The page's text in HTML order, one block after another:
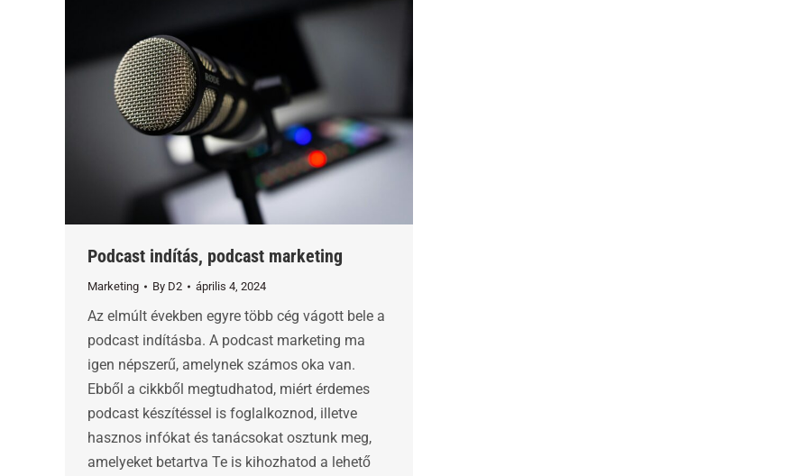
Podcast indítás, podcast marketing
Marketing By D2 április 4, 2024
Az elmúlt években egyre több cég vágott bele a
podcast indításba. A podcast marketing ma
igen népszerű, amelynek számos oka van.
Ebből a cikkből megtudhatod, miért érdemes
podcast készítéssel is foglalkoznod, illetve
hasznos infókat és tanácsokat osztunk meg,
amelyeket betartva Te is kihozhatod a lehető